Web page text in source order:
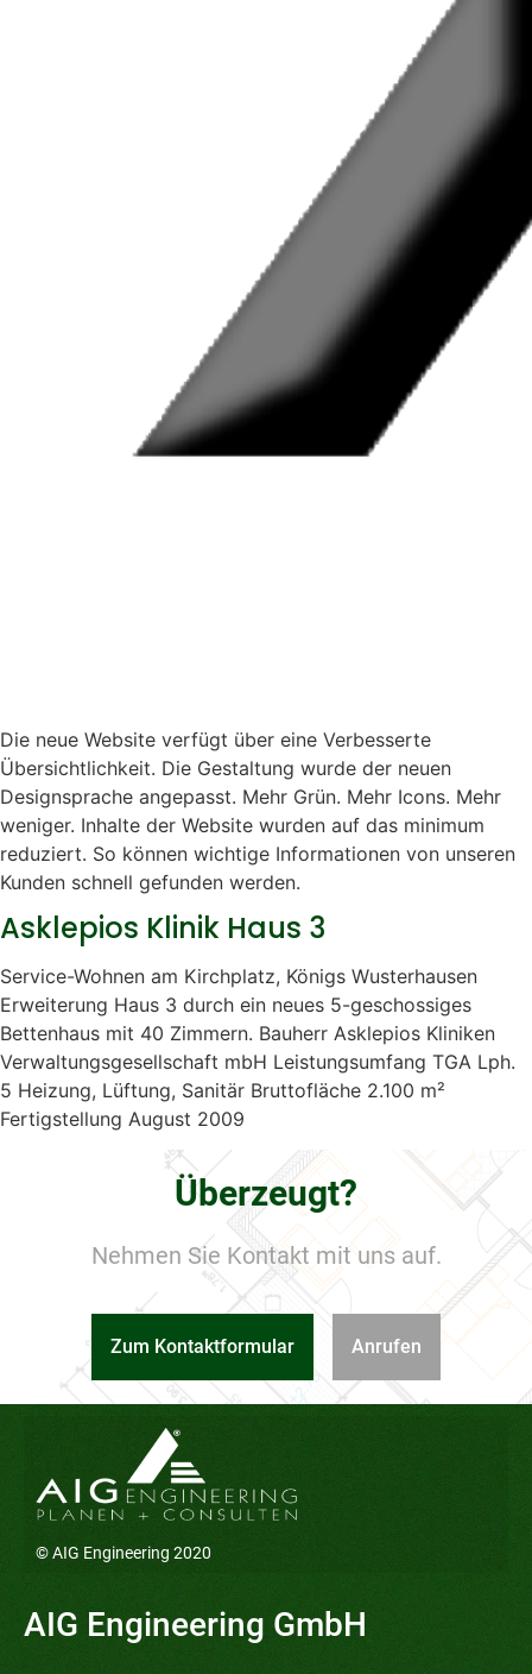
Die neue Website verfügt über eine Verbesserte
Übersichtlichkeit. Die Gestaltung wurde der neuen
Designsprache angepasst. Mehr Grün. Mehr Icons. Mehr
weniger. Inhalte der Website wurden auf das minimum
reduziert. So können wichtige Informationen von unseren
Kunden schnell gefunden werden.
Asklepios Klinik Haus 3
Service-Wohnen am Kirchplatz, Königs Wusterhausen
Erweiterung Haus 3 durch ein neues 5-geschossiges
Bettenhaus mit 40 Zimmern. Bauherr Asklepios Kliniken
Verwaltungsgesellschaft mbH Leistungsumfang TGA Lph.
5 Heizung, Lüftung, Sanitär Bruttofläche 2.100 m²
Fertigstellung August 2009
Überzeugt?
Nehmen Sie Kontakt mit uns auf.
Zum Kontaktformular Anrufen
© AIG Engineering 2020
AIG Engineering GmbH